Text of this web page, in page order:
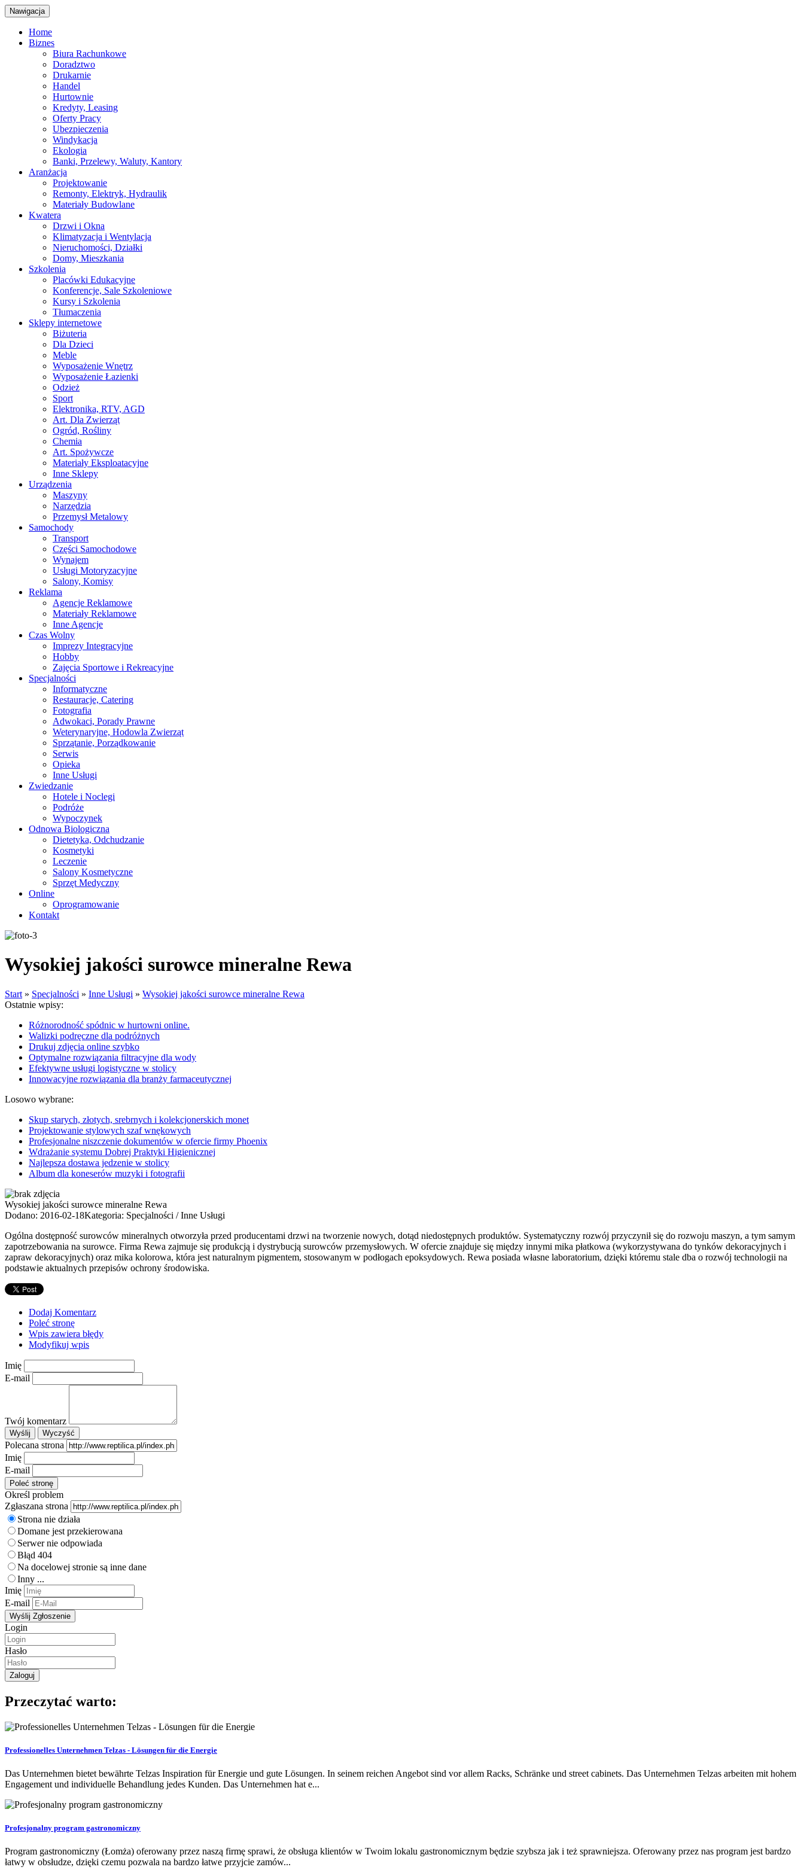
Nawigacja
Home
Biznes
Biura Rachunkowe
Doradztwo
Drukarnie
Handel
Hurtownie
Kredyty, Leasing
Oferty Pracy
Ubezpieczenia
Windykacja
Ekologia
Banki, Przelewy, Waluty, Kantory
Aranżacja
Projektowanie
Remonty, Elektryk, Hydraulik
Materiały Budowlane
Kwatera
Drzwi i Okna
Klimatyzacja i Wentylacja
Nieruchomości, Działki
Domy, Mieszkania
Szkolenia
Placówki Edukacyjne
Konferencje, Sale Szkoleniowe
Kursy i Szkolenia
Tłumaczenia
Sklepy internetowe
Biżuteria
Dla Dzieci
Meble
Wyposażenie Wnętrz
Wyposażenie Łazienki
Odzież
Sport
Elektronika, RTV, AGD
Art. Dla Zwierząt
Ogród, Rośliny
Chemia
Art. Spożywcze
Materiały Eksploatacyjne
Inne Sklepy
Urządzenia
Maszyny
Narzędzia
Przemysł Metalowy
Samochody
Transport
Części Samochodowe
Wynajem
Usługi Motoryzacyjne
Salony, Komisy
Reklama
Agencje Reklamowe
Materiały Reklamowe
Inne Agencje
Czas Wolny
Imprezy Integracyjne
Hobby
Zajęcia Sportowe i Rekreacyjne
Specjalności
Informatyczne
Restauracje, Catering
Fotografia
Adwokaci, Porady Prawne
Weterynaryjne, Hodowla Zwierząt
Sprzątanie, Porządkowanie
Serwis
Opieka
Inne Usługi
Zwiedzanie
Hotele i Noclegi
Podróże
Wypoczynek
Odnowa Biologiczna
Dietetyka, Odchudzanie
Kosmetyki
Leczenie
Salony Kosmetyczne
Sprzęt Medyczny
Online
Oprogramowanie
Kontakt
Wysokiej jakości surowce mineralne Rewa
Start » Specjalności » Inne Usługi » Wysokiej jakości surowce mineralne Rewa
Ostatnie wpisy:
Różnorodność spódnic w hurtowni online.
Walizki podręczne dla podróżnych
Drukuj zdjęcia online szybko
Optymalne rozwiązania filtracyjne dla wody
Efektywne usługi logistyczne w stolicy
Innowacyjne rozwiązania dla branży farmaceutycznej
Losowo wybrane:
Skup starych, złotych, srebrnych i kolekcjonerskich monet
Projektowanie stylowych szaf wnękowych
Profesjonalne niszczenie dokumentów w ofercie firmy Phoenix
Wdrażanie systemu Dobrej Praktyki Higienicznej
Najlepsza dostawa jedzenie w stolicy
Album dla koneserów muzyki i fotografii
Wysokiej jakości surowce mineralne Rewa
Dodano: 2016-02-18Kategoria: Specjalności / Inne Usługi
Ogólna dostępność surowców mineralnych otworzyła przed producentami drzwi na tworzenie nowych, dotąd niedostępnych produktów. Systematyczny rozwój przyczynił się do rozwoju maszyn, a tym samym
zapotrzebowania na surowce. Firma Rewa zajmuje się produkcją i dystrybucją surowców przemysłowych. W ofercie znajduje się między innymi mika płatkowa (wykorzystywana do tynków dekoracyjnych i
zapraw dekoracyjnych) oraz mika kolorowa, która jest naturalnym pigmentem, stosowanym w podłogach epoksydowych. Rewa posiada własne laboratorium, dzięki któremu stale dba o rozwój technologii na
podstawie aktualnych przepisów ochrony środowiska.
Dodaj Komentarz
Poleć stronę
Wpis zawiera błędy
Modyfikuj wpis
Imię
E-mail
Twój komentarz
Polecana strona
Imię
E-mail
Określ problem
Zgłaszana strona
Strona nie działa
Domane jest przekierowana
Serwer nie odpowiada
Błąd 404
Na docelowej stronie są inne dane
Inny ...
Imię
E-mail
Login
Hasło
Przeczytać warto:
Professionelles Unternehmen Telzas - Lösungen für die Energie
Das Unternehmen bietet bewährte Telzas Inspiration für Energie und gute Lösungen. In seinem reichen Angebot sind vor allem Racks, Schränke und street cabinets. Das Unternehmen Telzas arbeiten mit hohem
Engagement und individuelle Behandlung jedes Kunden. Das Unternehmen hat e...
Profesjonalny program gastronomiczny
Program gastronomiczny (Łomża) oferowany przez naszą firmę sprawi, że obsługa klientów w Twoim lokalu gastronomicznym będzie szybsza jak i też sprawniejsza. Oferowany przez nas program jest bardzo
łatwy w obsłudze, dzięki czemu pozwala na bardzo łatwe przyjcie zamów...